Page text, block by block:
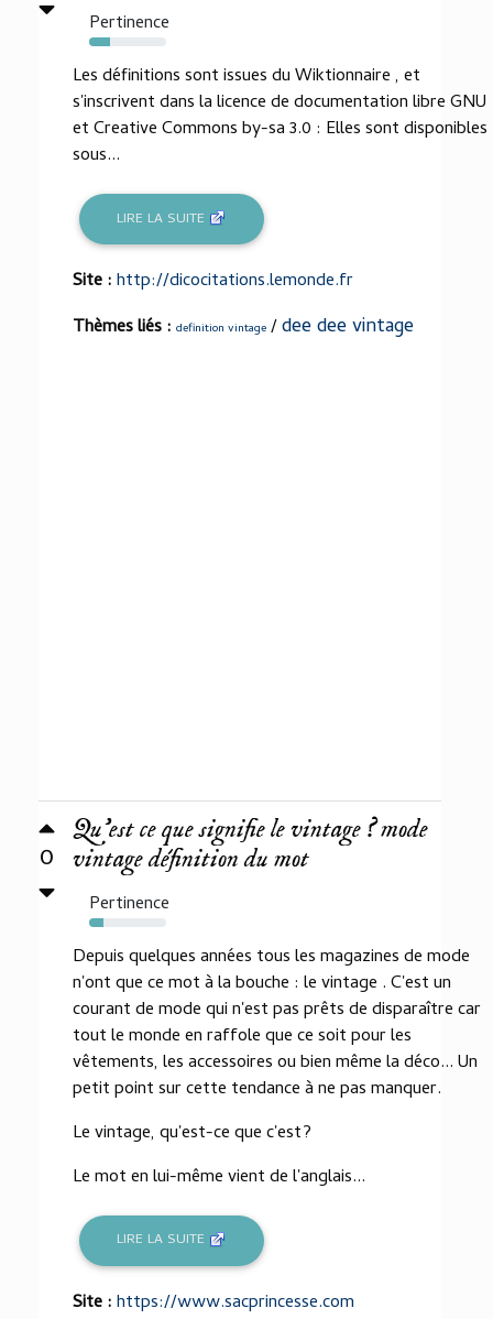
Pertinence
27%
Les définitions sont issues du Wiktionnaire , et
s'inscrivent dans la licence de documentation libre GNU
et Creative Commons by-sa 3.0 : Elles sont disponibles
sous...
LIRE LA SUITE
Site :http://dicocitations.lemonde.fr
Thèmes liés : definition vintage /dee dee vintage
0
Qu'est ce que signifie le vintage ? mode
vintage définition du mot
Pertinence
19%
Depuis quelques années tous les magazines de mode
n'ont que ce mot à la bouche : le vintage . C'est un
courant de mode qui n'est pas prêts de disparaître car
tout le monde en raffole que ce soit pour les
vêtements, les accessoires ou bien même la déco... Un
petit point sur cette tendance à ne pas manquer.
Le vintage, qu'est-ce que c'est?
Le mot en lui-même vient de l'anglais...
LIRE LA SUITE
Site :https://www.sacprincesse.com